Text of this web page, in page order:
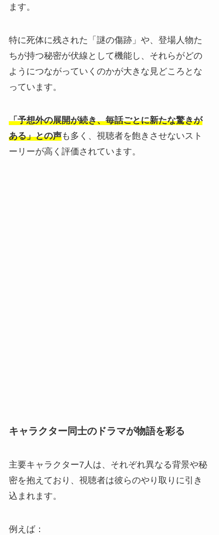
ます。
特に死体に残された「謎の傷跡」や、登場人物た
ちが持つ秘密が伏線として機能し、それらがどの
ようにつながっていくのかが大きな見どころとな
っています。
「予想外の展開が続き、毎話ごとに新たな驚きが
ある」との声も多く、視聴者を飽きさせないスト
ーリーが高く評価されています。
キャラクター同士のドラマが物語を彩る
主要キャラクター7人は、それぞれ異なる背景や秘
密を抱えており、視聴者は彼らのやり取りに引き
込まれます。
例えば：